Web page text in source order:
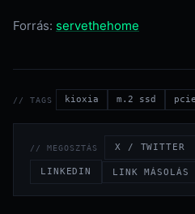
Forrás: servethehome
// TAGS kioxia m.2 ssd
// MEGOSZTÁS X / TWITTER
LINKEDIN LINK MÁSOLÁS